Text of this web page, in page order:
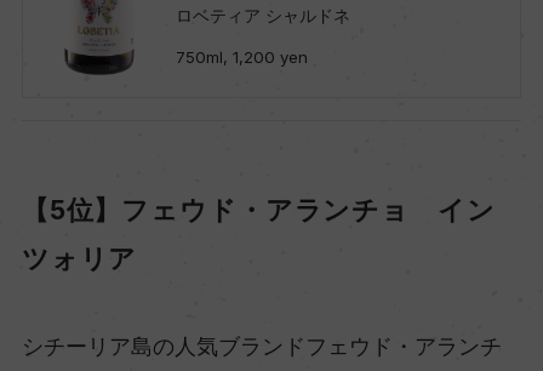
ロベティア シャルドネ
750ml, 1,200 yen
【5位】フェウド・アランチョ イン
ツォリア
シチーリア島の人気ブランドフェウド・アランチ